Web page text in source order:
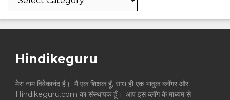
Hindikeguru
मेरा नाम विवेकानंद है। मैं एक शिक्षक हूँ, साथ ही एक भावुक ब्लॉगर और
Hindikeguru.com का संस्थापक हूँ। आप इस ब्लॉग के माध्यम से